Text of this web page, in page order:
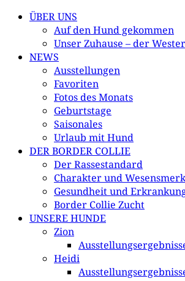
ÜBER UNS
Auf den Hund gekommen
Unser Zuhause – der
NEWS
Ausstellungen
Favoriten
Fotos des Monats
Geburtstage
Saisonales
Urlaub mit Hund
DER BORDER COLLIE
Der Rassestandard
Charakter und
Gesundheit und
Border Collie Zucht
UNSERE HUNDE
Zion
Heidi